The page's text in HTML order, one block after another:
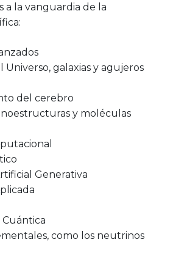
a la vanguardia de la
Universo, galaxias y agujeros
del cerebro
y moléculas
Generativa
como los neutrinos